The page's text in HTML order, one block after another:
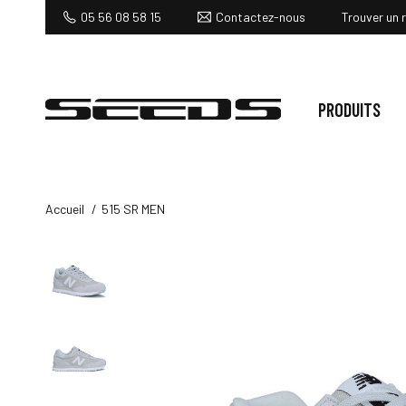
05 56 08 58 15 Contactez-nous Trouver un
PRODUITS
Accueil 515 SR MEN